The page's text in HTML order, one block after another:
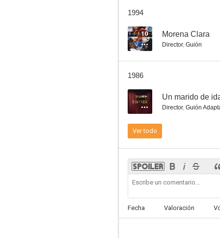
1994
10 Morena Clara
Director, Guión
1986
-- Un marido de
Director, Guión
Ver todo
Fecha Valoración